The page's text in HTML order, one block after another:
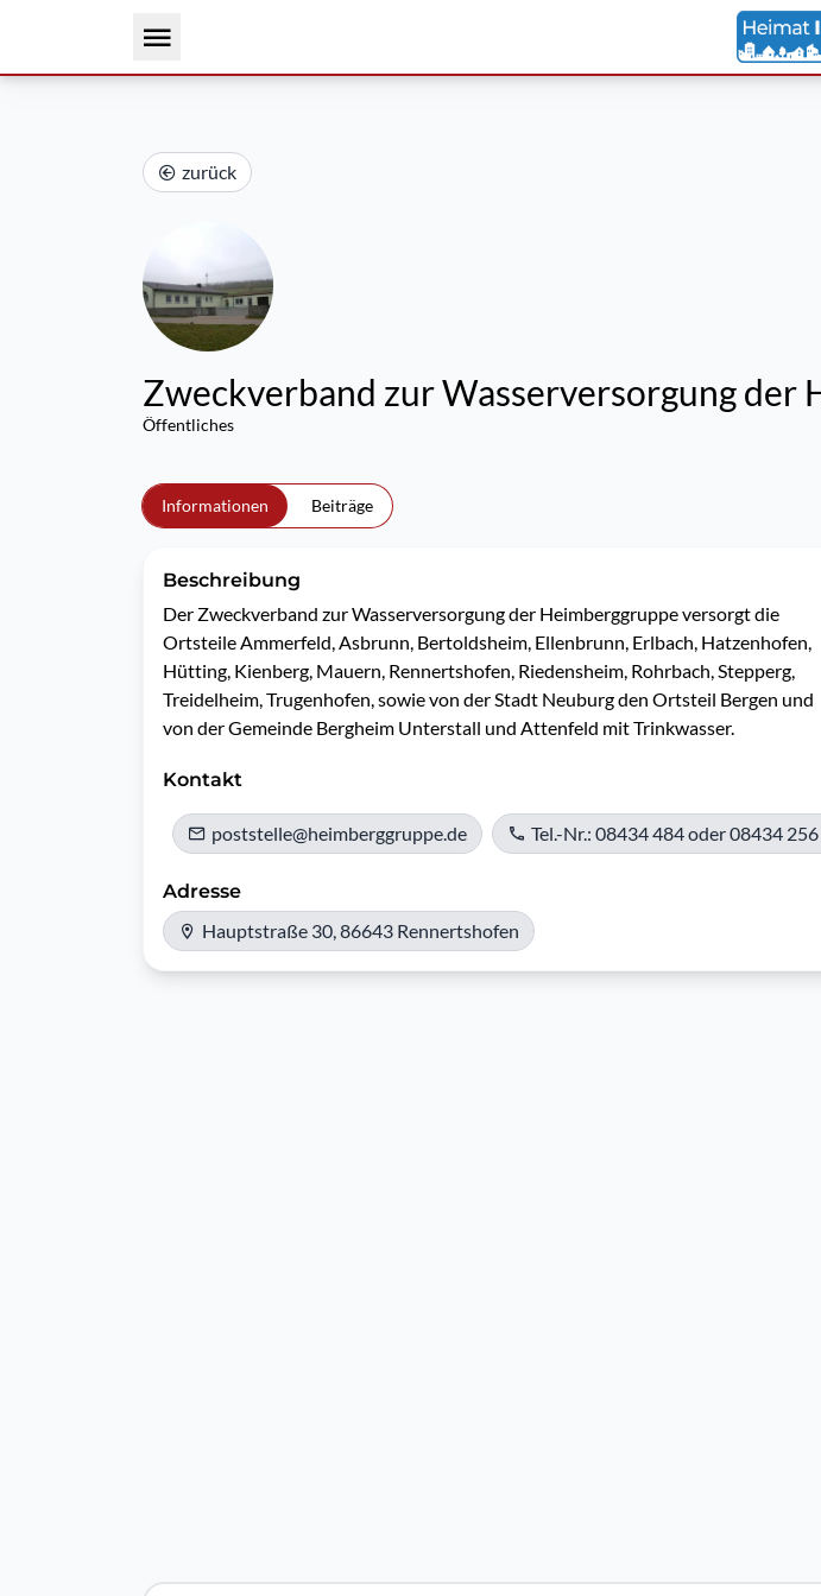
zurück
Zweckverband zur Wasserversorgung
Öffentliches
Informationen Beiträge
Beschreibung
Der Zweckverband zur Wasserversorgung der Heimberggruppe versorgt die
Ortsteile Ammerfeld, Asbrunn, Bertoldsheim, Ellenbrunn, Erlbach, Hatzenhofen,
Hütting, Kienberg, Mauern, Rennertshofen, Riedensheim, Rohrbach, Stepperg,
Treidelheim, Trugenhofen, sowie von der Stadt Neuburg den Ortsteil Bergen und
von der Gemeinde Bergheim Unterstall und Attenfeld mit Trinkwasser.
Kontakt
poststelle@heimberggruppe.de Tel.-Nr.: 08434 484 oder 08434
Adresse
Hauptstraße 30, 86643 Rennertshofen